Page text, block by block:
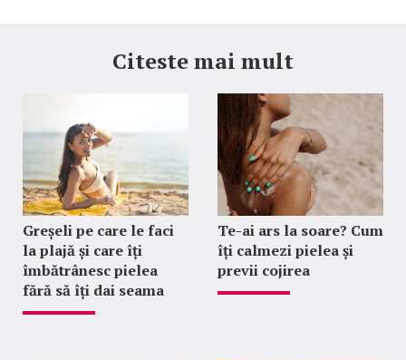
Citeste mai mult
Greșeli pe care le faci
la plajă și care îți
îmbătrânesc pielea
fără să îți dai seama
Te-ai ars la soare? Cum
îți calmezi pielea și
previi cojirea